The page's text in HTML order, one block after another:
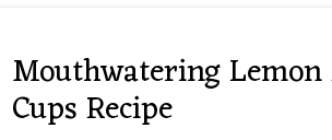
Mouthwatering Lemon
Cups Recipe